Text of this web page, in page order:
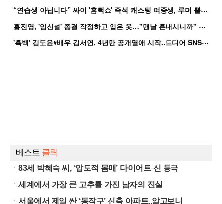
“
연습생 아닙니다” 싸이 '흠뻑쇼' 즉석 캐스팅 여중생, 루머 뿔났다[Oh!쎈 이...
홍
진영, '임신설' 종결 작정하고 입은 옷…"맨날 혼내시니까" 억울
'
흑백' 김도윤♥배우 김서연, 4년만 공개열애 시작..드디어 SNS에 노출 [핫피...